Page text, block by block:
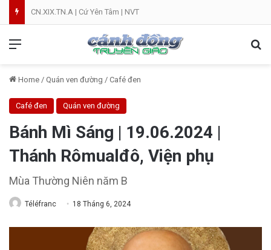
CN.XIX.TN.A | Cứ Yên Tâm | NVT
Home / Quán ven đường / Café đen
Café đen Quán ven đường
Bánh Mì Sáng | 19.06.2024 |
Thánh Rômualđô, Viện phụ
Mùa Thường Niên năm B
Téléfranc 18 Tháng 6, 2024